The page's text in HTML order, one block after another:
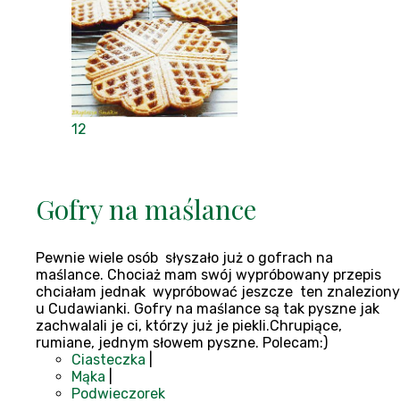
12
Gofry na maślance
Pewnie wiele osób słyszało już o gofrach na
maślance. Chociaż mam swój wypróbowany przepis
chciałam jednak wypróbować jeszcze ten znaleziony
u Cudawianki. Gofry na maślance są tak pyszne jak
zachwalali je ci, którzy już je piekli.Chrupiące,
rumiane, jednym słowem pyszne. Polecam:)
Ciasteczka
Mąka
Podwieczorek